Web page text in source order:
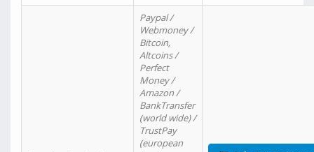
Paypal /
Webmoney /
Bitcoin,
Altcoins /
Perfect
Money /
Amazon /
BankTransfer
(world wide) /
TrustPay
(european